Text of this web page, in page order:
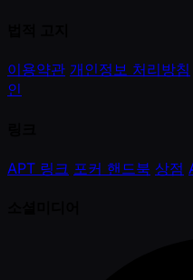
이용약관 개인정보 처리방침
인
APT 링크 포커 핸드북 상점